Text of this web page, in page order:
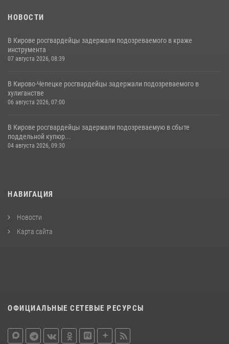
НОВОСТИ
В Кирове росгвардейцы задержали подозреваемого в краже
инструмента
07 августа 2026, 08:39
В Кирово-Чепецке росгвардейцы задержали подозреваемого в
хулиганстве
06 августа 2026, 07:00
В Кирове росгвардейцы задержали подозреваемую в сбыте
поддельной купюр...
04 августа 2026, 09:30
НАВИГАЦИЯ
Новости
Карта сайта
ОФИЦИАЛЬНЫЕ СЕТЕВЫЕ РЕСУРСЫ